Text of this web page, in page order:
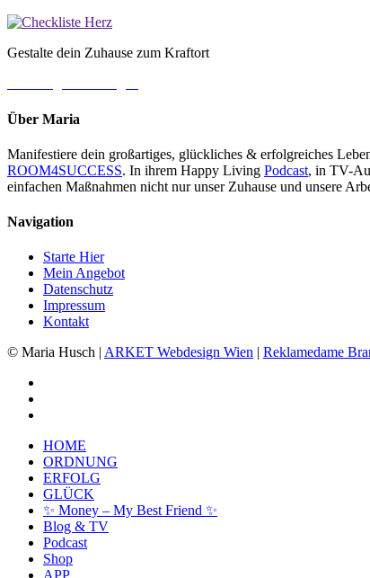
Gestalte dein Zuhause zum Kraftort
Über Maria
Manifestiere dein großartiges, glückliches & erfolgreiches
ROOM4SUCCESS. In ihrem Happy Living Podcast, in TV-
einfachen Maßnahmen nicht nur unser Zuhause und unsere
Navigation
Starte Hier
Mein Angebot
Datenschutz
Impressum
Kontakt
© Maria Husch | ARKET Webdesign Wien | Reklamedame
Close
Menu
HOME
ORDNUNG
ERFOLG
GLÜCK
✨ Money – My Best Friend ✨
Blog & TV
Podcast
Shop